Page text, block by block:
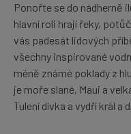
Ponořte se do nádherně
hlavní roli hrají řeky,
vás padesát lidových
všechny inspirované
méně známé poklady z
je moře slané, Maui a
Tulení dívka a vydří král a